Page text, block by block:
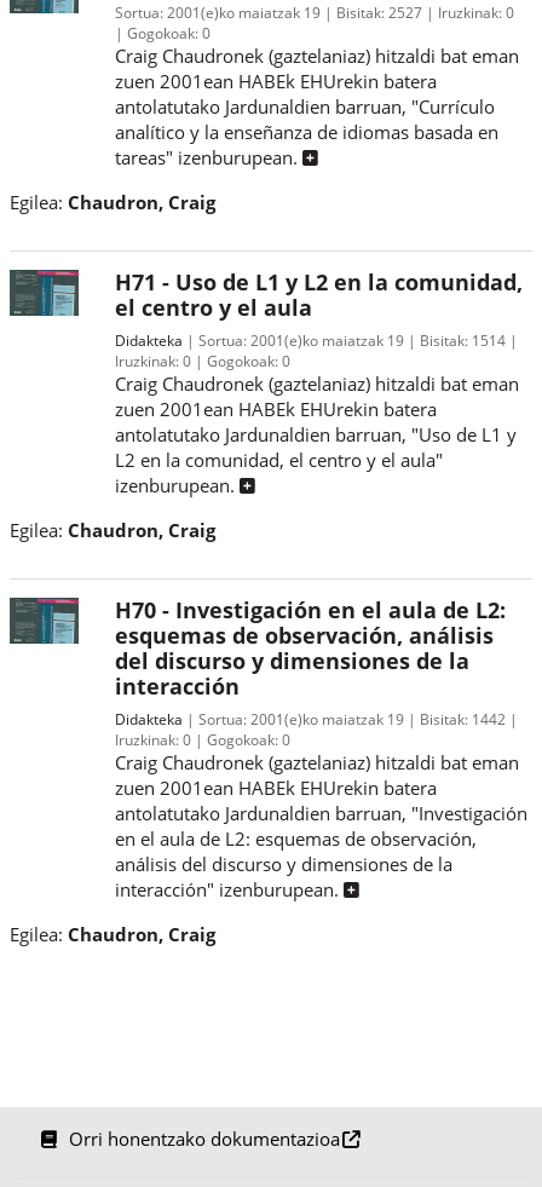
Sortua: 2001(e)ko maiatzak 19 Bisitak: 2527 Iruzkinak:0
Gogokoak:0
Craig Chaudronek (gaztelaniaz) hitzaldi bat eman
zuen 2001ean HABEk EHUrekin batera
antolatutako Jardunaldien barruan, "Currículo
analítico y la enseñanza de idiomas basada en
tareas" izenburupean.
Egilea: Chaudron, Craig
H71 - Uso de L1 y L2 en la comunidad,
el centro y el aula
Didakteka Sortua: 2001(e)ko maiatzak 19 Bisitak: 1514
Iruzkinak:0 Gogokoak:0
Craig Chaudronek (gaztelaniaz) hitzaldi bat eman
zuen 2001ean HABEk EHUrekin batera
antolatutako Jardunaldien barruan, "Uso de L1 y
L2 en la comunidad, el centro y el aula"
izenburupean.
Egilea: Chaudron, Craig
H70 - Investigación en el aula de L2:
esquemas de observación, análisis
del discurso y dimensiones de la
interacción
Didakteka Sortua: 2001(e)ko maiatzak 19 Bisitak: 1442
Iruzkinak:0 Gogokoak:0
Craig Chaudronek (gaztelaniaz) hitzaldi bat eman
zuen 2001ean HABEk EHUrekin batera
antolatutako Jardunaldien barruan, "Investigación
en el aula de L2: esquemas de observación,
análisis del discurso y dimensiones de la
interacción" izenburupean.
Egilea: Chaudron, Craig
Orri honentzako dokumentazioa